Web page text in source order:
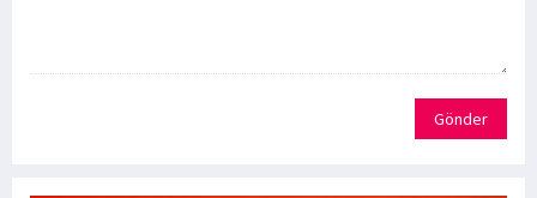
Gönder